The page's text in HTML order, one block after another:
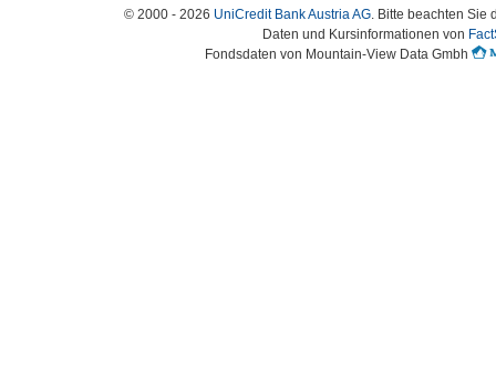
© 2000 - 2026 UniCredit Bank Austria AG. Bitte beachten Sie
Daten und Kursinformationen von
Fondsdaten von Mountain-View Data Gmbh